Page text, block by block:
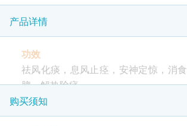
产品详情
功效
祛风化痰，息风止痉，安神定惊，消
脾，解热除痰。
中成药注册编号: HKC-08489
购买须知